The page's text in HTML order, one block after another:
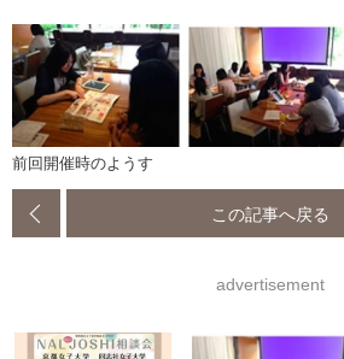
前回開催時のようす
この記事へ戻る
advertisement